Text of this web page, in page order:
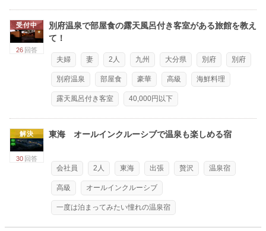
受付中
26 回答
別府温泉で部屋食の露天風呂付き客室がある旅館を教え
て！
夫婦 妻 2人 九州 大分県 別府 別府
別府温泉 部屋食 豪華 高級 海鮮料理
露天風呂付き客室 40,000円以下
解決
30 回答
東海 オールインクルーシブで温泉も楽しめる宿
会社員 2人 東海 出張 贅沢 温泉宿
高級 オールインクルーシブ
一度は泊まってみたい憧れの温泉宿